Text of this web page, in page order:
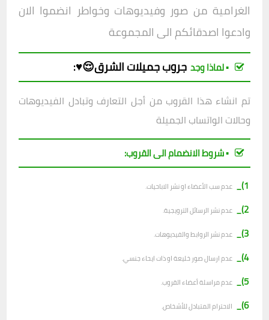
الغرامية من صور وفيديوهات وخواطر انضموا الان
وادعوا اصدقائكم الى المجموعة
▪︎ لماذا وجد جروبجميلات الشرق😌♥️:
تم انشاء هذا القروب من أجل التعارف وتبادل الفيديوهات
وحالات الواتساب الجميلة
▪︎ شروط الانضمام الى القروب:
1)_
عدم سب الأعضاء او نشر الاباحيات.
2)_ عدم نشر الرسائل الترويجية.
3)_ عدم نشر الروابط والفيديوهات.
4)_ عدم ارسال صور خليعة او ذات ايحاء جنسي.
5)_ عدم مراسلة أعضاء القروب.
6)_ الاحترام المتبادل للأشخاص.